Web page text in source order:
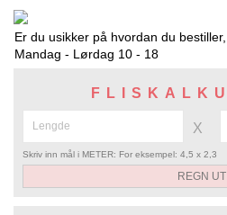
Er du usikker på hvordan du
Mandag - Lørdag 10 - 18
X
Skriv inn mål i METER: For eksempel: 4,5 x 2,3